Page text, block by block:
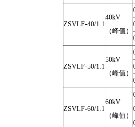
ZSVLF-40/1.1
40kV
（峰值）
ZSVLF-50/1.1
50kV
（峰值）
ZSVLF-60/1.1
60kV
（峰值）